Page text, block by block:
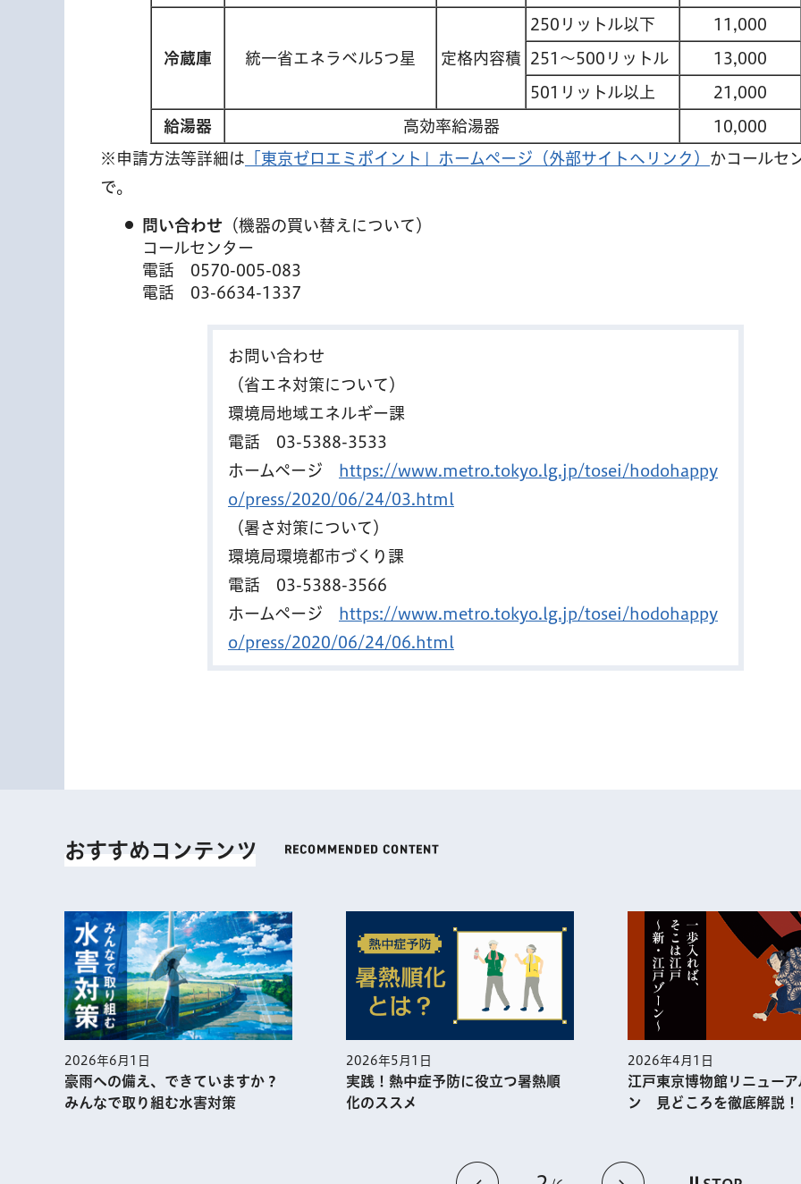
冷蔵庫 統一省エネラベル5つ星 定格内容積
250リットル以下 11,000
251～500リットル 13,000
501リットル以上 21,000
給湯器 高効率給湯器
10,000
※申請方法等詳細は 「東京ゼロエミポイント」ホームページ（外部サイトへリンク） かコールセ
で。
問い合わせ（機器の買い替えについて）
コールセンター
電話 0570-005-083
電話 03-6634-1337
お問い合わせ
（省エネ対策について）
環境局地域エネルギー課
電話 03-5388-3533
ホームページ
https://www.metro.tokyo.lg.jp/tosei/hodohappy
o/press/2020/06/24/03.html
（暑さ対策について）
環境局環境都市づくり課
電話 03-5388-3566
ホームページ
https://www.metro.tokyo.lg.jp/tosei/hodohappy
o/press/2020/06/24/06.html
おすすめコンテンツ
2026年6月1日
豪雨への備え、できていますか？
みんなで取り組む水害対策
2026年5月1日
実践！熱中症予防に役⽴つ暑熱順
化のススメ
2026年4月1日
江戸東京博物館リニューア
ン 見どころを徹底解説！